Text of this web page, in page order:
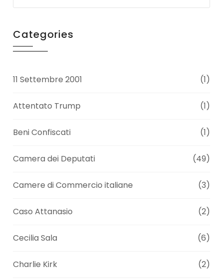
Categories
11 Settembre 2001 (1)
Attentato Trump (1)
Beni Confiscati (1)
Camera dei Deputati (49)
Camere di Commercio italiane (3)
Caso Attanasio (2)
Cecilia Sala (6)
Charlie Kirk (2)